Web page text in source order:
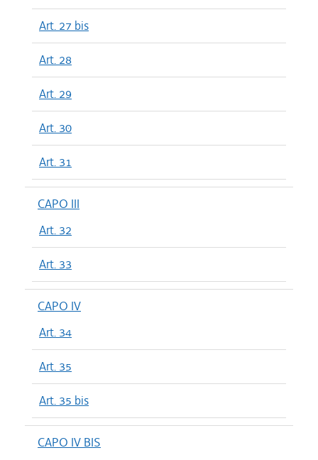
Art. 27 bis
Art. 28
Art. 29
Art. 30
Art. 31
CAPO III
Art. 32
Art. 33
CAPO IV
Art. 34
Art. 35
Art. 35 bis
CAPO IV BIS